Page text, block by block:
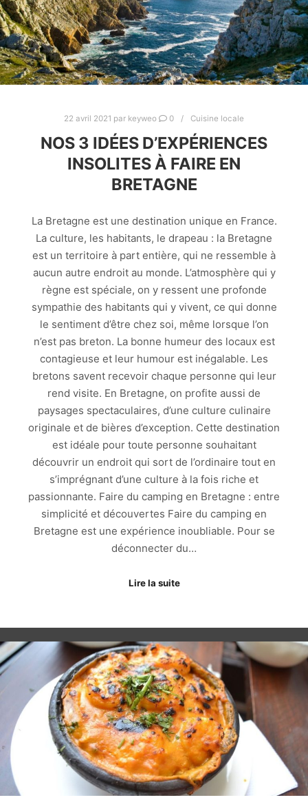
22 avril 2021 par keyweo 0 Cuisine locale
NOS 3 IDÉES D’EXPÉRIENCES
INSOLITES À FAIRE EN
BRETAGNE
La Bretagne est une destination unique en France.
La culture, les habitants, le drapeau : la Bretagne
est un territoire à part entière, qui ne ressemble à
aucun autre endroit au monde. L’atmosphère qui y
règne est spéciale, on y ressent une profonde
sympathie des habitants qui y vivent, ce qui donne
le sentiment d’être chez soi, même lorsque l’on
n’est pas breton. La bonne humeur des locaux est
contagieuse et leur humour est inégalable. Les
bretons savent recevoir chaque personne qui leur
rend visite. En Bretagne, on profite aussi de
paysages spectaculaires, d’une culture culinaire
originale et de bières d’exception. Cette destination
est idéale pour toute personne souhaitant
découvrir un endroit qui sort de l’ordinaire tout en
s’imprégnant d’une culture à la fois riche et
passionnante. Faire du camping en Bretagne : entre
simplicité et découvertes Faire du camping en
Bretagne est une expérience inoubliable. Pour se
déconnecter du…
Lire la suite